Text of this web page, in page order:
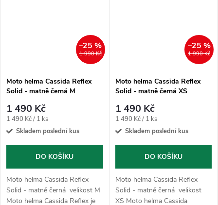
1 990 Kč
–25 %
Moto helma Cassida Reflex
Solid - matně černá M
1 490 Kč
Měrná
cena:
1 490 Kč / 1 ks
Skladem poslední kus
DO KOŠÍKU
Moto helma Cassida Reflex
Solid - matně černá velikost M
Moto helma Cassida Reflex je
1 990 Kč
–25 %
Moto helma Cassida Reflex
Solid - matně černá XS
1 490 Kč
Měrná
cena:
1 490 Kč / 1 ks
Skladem poslední kus
DO KOŠÍKU
Moto helma Cassida Reflex
Solid - matně černá velikost
XS Moto helma Cassida